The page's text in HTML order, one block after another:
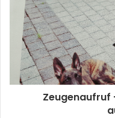
Zeugenaufruf